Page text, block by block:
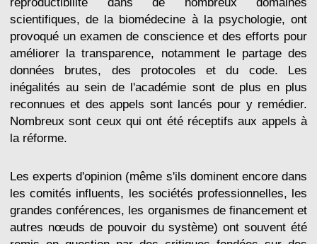
scientifiques, de la biomédecine à la psychologie, ont
provoqué un examen de conscience et des efforts pour
améliorer la transparence, notamment le partage des
données brutes, des protocoles et du code. Les
inégalités au sein de l'académie sont de plus en plus
reconnues et des appels sont lancés pour y remédier.
Nombreux sont ceux qui ont été réceptifs aux appels à
la réforme.
Les experts d'opinion (même s'ils dominent encore dans
les comités influents, les sociétés professionnelles, les
grandes conférences, les organismes de financement et
autres nœuds de pouvoir du système) ont souvent été